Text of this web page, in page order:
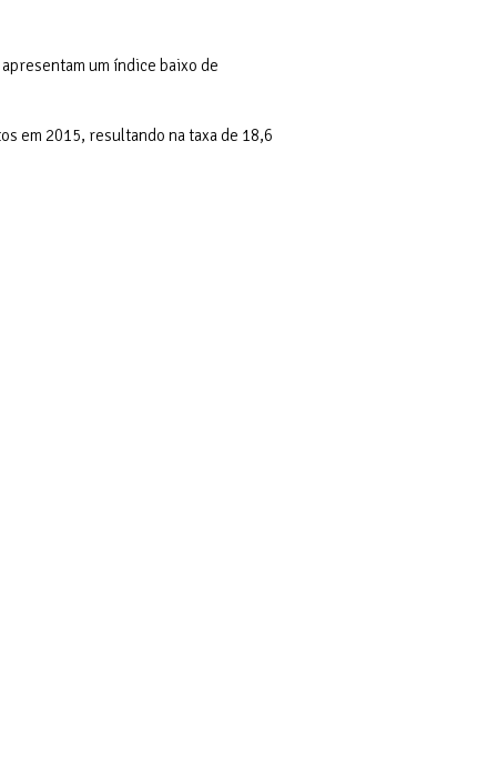
um índice baixo de
em 2015, resultando na taxa de 18,6